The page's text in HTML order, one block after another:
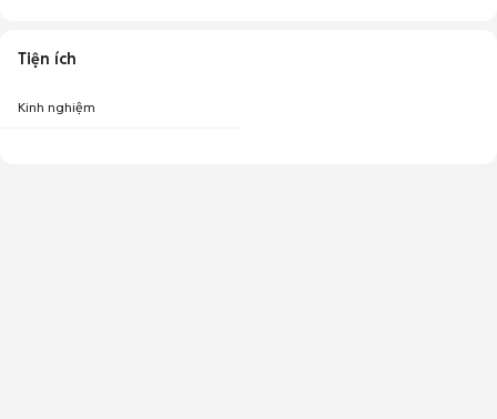
Tiện ích
Kinh nghiệm